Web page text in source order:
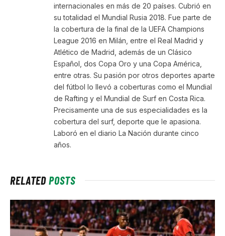
internacionales en más de 20 países. Cubrió en
su totalidad el Mundial Rusia 2018. Fue parte de
la cobertura de la final de la UEFA Champions
League 2016 en Milán, entre el Real Madrid y
Atlético de Madrid, además de un Clásico
Español, dos Copa Oro y una Copa América,
entre otras. Su pasión por otros deportes aparte
del fútbol lo llevó a coberturas como el Mundial
de Rafting y el Mundial de Surf en Costa Rica.
Precisamente una de sus especialidades es la
cobertura del surf, deporte que le apasiona.
Laboró en el diario La Nación durante cinco
años.
RELATEDPOSTS